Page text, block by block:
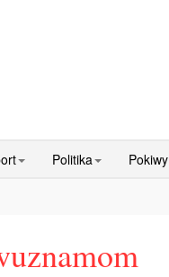
Politika Pokiwy